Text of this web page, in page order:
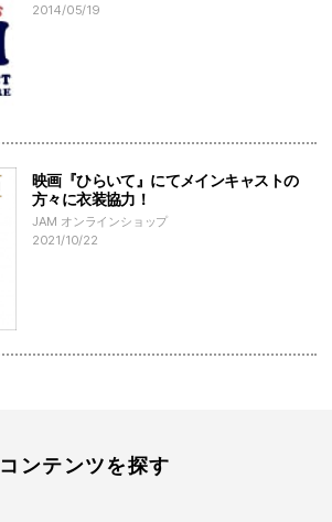
2014/05/19
映画『ひらいて』にてメインキャストの
方々に衣装協力！
JAM オンラインショップ
2021/10/22
コンテンツを探す